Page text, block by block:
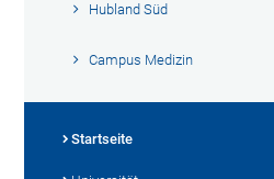
Hubland Süd
Campus Medizin
Startseite